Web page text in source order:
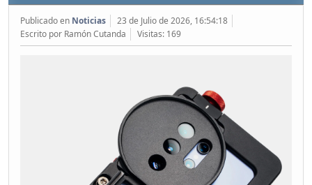
Publicado en Noticias
23 de Julio de 2026, 16:54:18
Escrito por Ramón Cutanda
Visitas: 169